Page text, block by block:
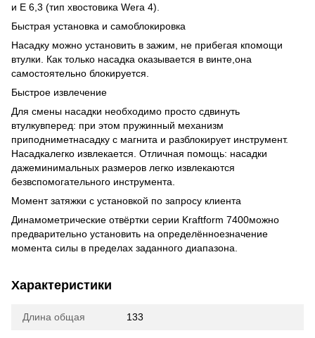
и E 6,3 (тип хвостовика Wera 4).
Быстрая установка и самоблокировка
Насадку можно установить в зажим, не прибегая кпомощи
втулки. Как только насадка оказывается в винте,она
самостоятельно блокируется.
Быстрое извлечение
Для смены насадки необходимо просто сдвинуть
втулкувперед: при этом пружинный механизм
приподниметнасадку с магнита и разблокирует инструмент.
Насадкалегко извлекается. Отличная помощь: насадки
дажеминимальных размеров легко извлекаются
безвспомогательного инструмента.
Момент затяжки с установкой по запросу клиента
Динамометрические отвёртки серии Kraftform 7400можно
предварительно установить на определённоезначение
момента силы в пределах заданного диапазона.
Характеристики
Длина общая 133